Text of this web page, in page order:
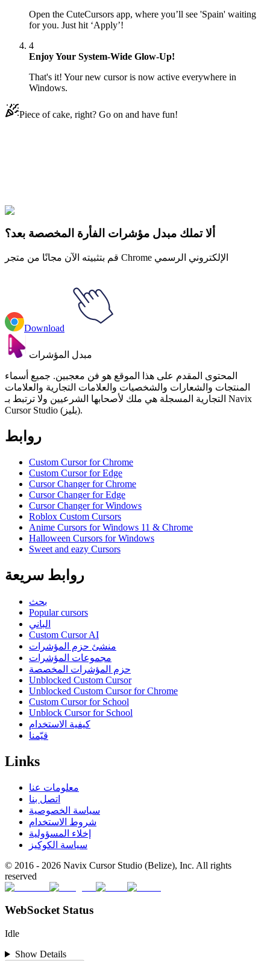
Open the CuteCursors app, where you’ll see 'Spain' waiting
for you. Just hit ‘Apply’!
4
Enjoy Your System-Wide Glow-Up!
That's it! Your new cursor is now active everywhere in
Windows.
Piece of cake, right? Go on and have fun!
Explore All Collections
ألا تملك مبدل مؤشرات الفأرة المخصصة بعد؟
قم بتثبيته الآن مجانًا من متجر Chrome الإلكتروني الرسمي
Download
مبدل المؤشرات
المحتوى المقدم على هذا الموقع هو فن معجبين. جميع أسماء
المنتجات والشعارات والشخصيات والعلامات التجارية والعلامات
التجارية المسجلة هي ملك لأصحابها الشرعيين ولا ترتبط بـ Navix
Cursor Studio (بليز).
روابط
Custom Cursor for Chrome
Custom Cursor for Edge
Cursor Changer for Chrome
Cursor Changer for Edge
Cursor Changer for Windows
Roblox Custom Cursors
Anime Cursors for Windows 11 & Chrome
Halloween Cursors for Windows
Sweet and eazy Cursors
روابط سريعة
بحث
Popular cursors
الباني
Custom Cursor AI
منشئ حزم المؤشرات
مجموعات المؤشرات
حزم المؤشرات المخصصة
Unblocked Custom Cursor
Unblocked Custom Cursor for Chrome
Custom Cursor for School
Unblock Cursor for School
كيفية الاستخدام
قيّمنا
Links
معلومات عنا
اتصل بنا
سياسة الخصوصية
شروط الاستخدام
إخلاء المسؤولية
سياسة الكوكيز
© 2016 - 2026 Navix Cursor Studio (Belize), Inc. All rights
reserved
WebSocket Status
Idle
Show Details